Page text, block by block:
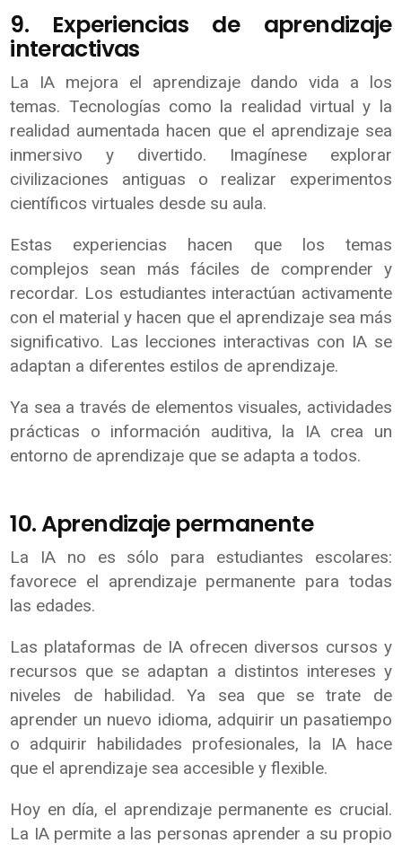
9. Experiencias de aprendizaje
interactivas
La IA mejora el aprendizaje dando vida a los
temas. Tecnologías como la realidad virtual y la
realidad aumentada hacen que el aprendizaje sea
inmersivo y divertido. Imagínese explorar
civilizaciones antiguas o realizar experimentos
científicos virtuales desde su aula.
Estas experiencias hacen que los temas
complejos sean más fáciles de comprender y
recordar. Los estudiantes interactúan activamente
con el material y hacen que el aprendizaje sea más
significativo. Las lecciones interactivas con IA se
adaptan a diferentes estilos de aprendizaje.
Ya sea a través de elementos visuales, actividades
prácticas o información auditiva, la IA crea un
entorno de aprendizaje que se adapta a todos.
10. Aprendizaje permanente
La IA no es sólo para estudiantes escolares:
favorece el aprendizaje permanente para todas
las edades.
Las plataformas de IA ofrecen diversos cursos y
recursos que se adaptan a distintos intereses y
niveles de habilidad. Ya sea que se trate de
aprender un nuevo idioma, adquirir un pasatiempo
o adquirir habilidades profesionales, la IA hace
que el aprendizaje sea accesible y flexible.
Hoy en día, el aprendizaje permanente es crucial.
La IA permite a las personas aprender a su propio